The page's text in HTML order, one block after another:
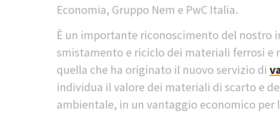
Economia, Gruppo Nem e PwC Italia.
È un importante riconoscimento del nostro
smistamento e riciclo dei materiali ferrosi e
quella che ha originato il nuovo servizio di
individua il valore dei materiali di scarto e
ambientale, in un vantaggio economico per